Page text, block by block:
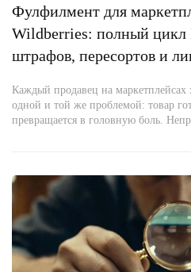
Фулфилмент для
Wildberries: полный цикл
штрафов, пересортов и
Каждый продавец на маркетплейсах
одной и той же проблемой: товар
превращается в головную боль.